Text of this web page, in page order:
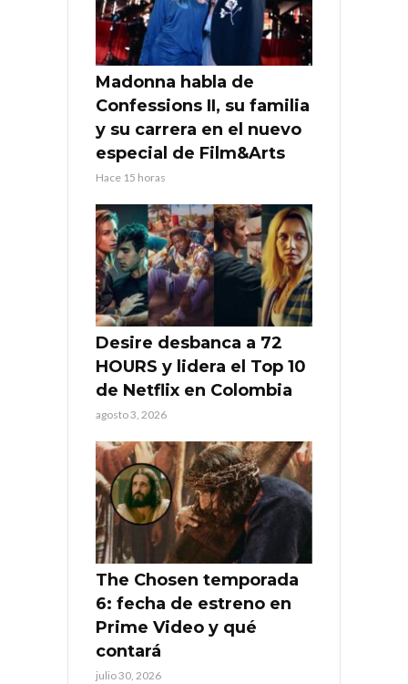
Madonna habla de
Confessions II, su familia
y su carrera en el nuevo
especial de Film&Arts
Hace 15 horas
Desire desbanca a 72
HOURS y lidera el Top 10
de Netflix en Colombia
agosto 3, 2026
The Chosen temporada
6: fecha de estreno en
Prime Video y qué
contará
julio 30, 2026